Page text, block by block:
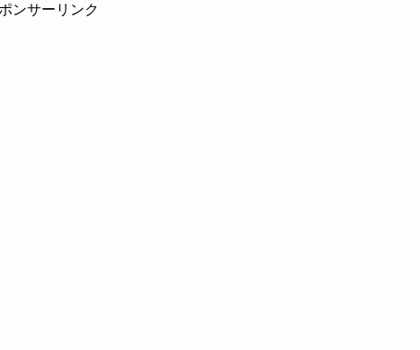
ンサーリンク